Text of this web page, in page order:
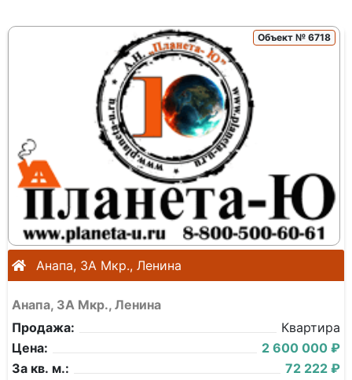
Объект № 6718
Анапа, 3А Мкр., Ленина
Анапа, 3А Мкр., Ленина
Продажа:
Квартира
Цена:
2 600 000 ₽
За кв. м.:
72 222 ₽